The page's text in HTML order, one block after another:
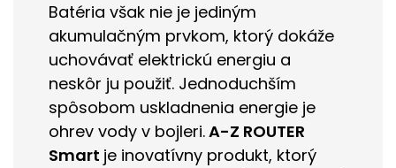
Batéria však nie je jediným
akumulačným prvkom, ktorý dokáže
uchovávať elektrickú energiu a
neskôr ju použiť. Jednoduchším
spôsobom uskladnenia energie je
ohrev vody v bojleri.A-Z ROUTER
Smart je inovatívny produkt, ktorý